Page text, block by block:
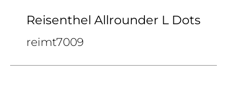
Reisenthel Allrounder L Dots
reimt7009